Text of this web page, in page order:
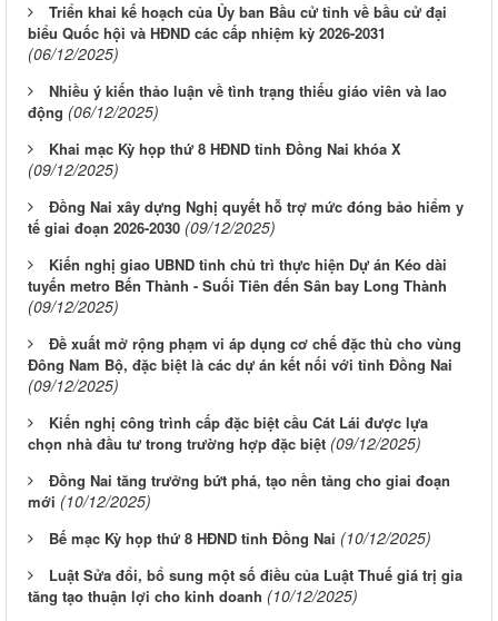
Triển khai kế hoạch của Ủy ban Bầu cử tỉnh về bầu cử đại
biểu Quốc hội và HĐND các cấp nhiệm kỳ 2026-2031
(06/12/2025)
Nhiều ý kiến thảo luận về tình trạng thiếu giáo viên và lao
động (06/12/2025)
Khai mạc Kỳ họp thứ 8 HĐND tỉnh Đồng Nai khóa X
(09/12/2025)
Đồng Nai xây dựng Nghị quyết hỗ trợ mức đóng bảo hiểm y
tế giai đoạn 2026-2030 (09/12/2025)
Kiến nghị giao UBND tỉnh chủ trì thực hiện Dự án Kéo dài
tuyến metro Bến Thành - Suối Tiên đến Sân bay Long Thành
(09/12/2025)
Đề xuất mở rộng phạm vi áp dụng cơ chế đặc thù cho vùng
Đông Nam Bộ, đặc biệt là các dự án kết nối với tỉnh Đồng Nai
(09/12/2025)
Kiến nghị công trình cấp đặc biệt cầu Cát Lái được lựa
chọn nhà đầu tư trong trường hợp đặc biệt (09/12/2025)
Đồng Nai tăng trưởng bứt phá, tạo nền tảng cho giai đoạn
mới (10/12/2025)
Bế mạc Kỳ họp thứ 8 HĐND tỉnh Đồng Nai (10/12/2025)
Luật Sửa đổi, bổ sung một số điều của Luật Thuế giá trị gia
tăng tạo thuận lợi cho kinh doanh (10/12/2025)